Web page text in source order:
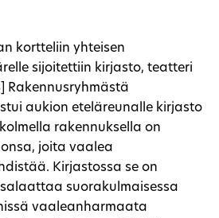
kortteliin yhteisen
sijoitettiin kirjasto, teatteri
Rakennusryhmästä
aukion eteläreunalle kirjasto
rakennuksella on
joita vaalea
Kirjastossa se on
suorakulmaisessa
vaaleanharmaata